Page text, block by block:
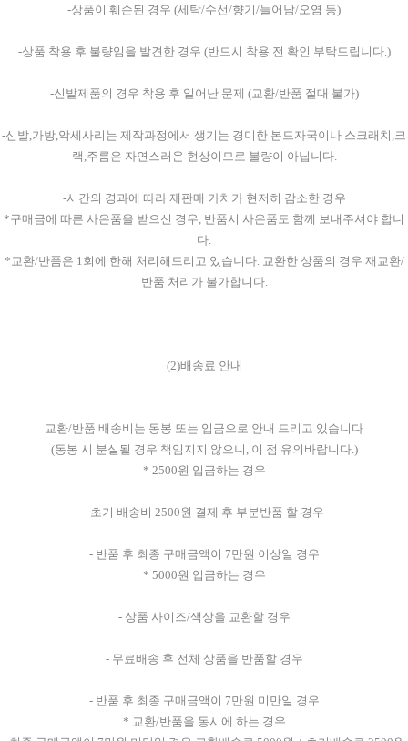
-상품이 훼손된 경우 (세탁/수선/향기/늘어남/오염 등)
-상품 착용 후 불량임을 발견한 경우 (반드시 착용 전 확인 부탁드립니다.)
-신발제품의 경우 착용 후 일어난 문제 (교환/반품 절대 불가)
-신발,가방,악세사리는 제작과정에서 생기는 경미한 본드자국이나 스크래치,크
랙,주름은 자연스러운 현상이므로 불량이 아닙니다.
-시간의 경과에 따라 재판매 가치가 현저히 감소한 경우
*구매금에 따른 사은품을 받으신 경우, 반품시 사은품도 함께 보내주셔야 합니
다.
*교환/반품은 1회에 한해 처리해드리고 있습니다. 교환한 상품의 경우 재교환/
반품 처리가 불가합니다.
(2)배송료 안내
교환/반품 배송비는 동봉 또는 입금으로 안내 드리고 있습니다
(동봉 시 분실될 경우 책임지지 않으니, 이 점 유의바랍니다.)
* 2500원 입금하는 경우
- 초기 배송비 2500원 결제 후 부분반품 할 경우
- 반품 후 최종 구매금액이 7만원 이상일 경우
* 5000원 입금하는 경우
- 상품 사이즈/색상을 교환할 경우
- 무료배송 후 전체 상품을 반품할 경우
- 반품 후 최종 구매금액이 7만원 미만일 경우
* 교환/반품을 동시에 하는 경우